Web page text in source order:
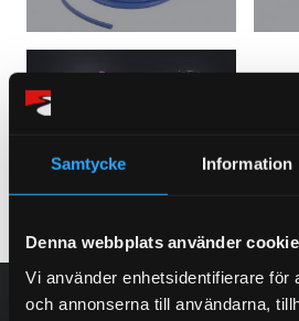
Samtycke Information
Denna webbplats använder
Vi använder enhetsidentifierare för
och annonserna till användarna,